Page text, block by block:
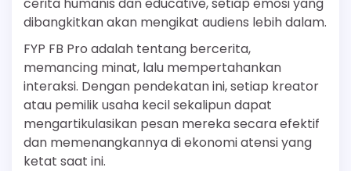
dibangkitkan akan mengikat audiens lebih dalam.
FYP FB Pro adalah tentang bercerita,
memancing minat, lalu mempertahankan
interaksi. Dengan pendekatan ini, setiap kreator
atau pemilik usaha kecil sekalipun dapat
mengartikulasikan pesan mereka secara efektif
dan memenangkannya di ekonomi atensi yang
ketat saat ini.